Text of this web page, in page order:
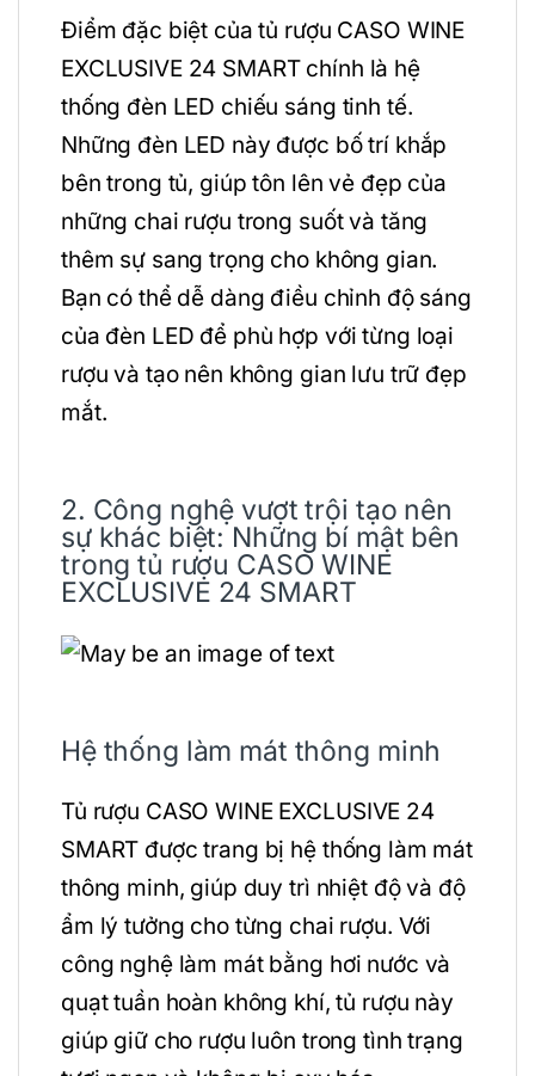
Điểm đặc biệt của tủ rượu CASO WINE
EXCLUSIVE 24 SMART chính là hệ
thống đèn LED chiếu sáng tinh tế.
Những đèn LED này được bố trí khắp
bên trong tủ, giúp tôn lên vẻ đẹp của
những chai rượu trong suốt và tăng
thêm sự sang trọng cho không gian.
Bạn có thể dễ dàng điều chỉnh độ sáng
của đèn LED để phù hợp với từng loại
rượu và tạo nên không gian lưu trữ đẹp
mắt.
2. Công nghệ vượt trội tạo nên
sự khác biệt: Những bí mật bên
trong tủ rượu CASO WINE
EXCLUSIVE 24 SMART
Hệ thống làm mát thông minh
Tủ rượu CASO WINE EXCLUSIVE 24
SMART được trang bị hệ thống làm mát
thông minh, giúp duy trì nhiệt độ và độ
ẩm lý tưởng cho từng chai rượu. Với
công nghệ làm mát bằng hơi nước và
quạt tuần hoàn không khí, tủ rượu này
giúp giữ cho rượu luôn trong tình trạng